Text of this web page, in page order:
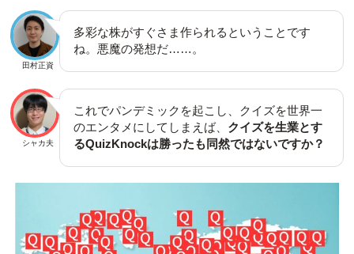
田村正資
多彩な株がすぐさま作られるということです
ね。悪魔の発想だ……。
シャカ夫
これでパンデミックを起こし、クイズを世界一
のエンタメにしてしまえば、 クイズを生業とす
るQuizKnockは勝ったも同然ではないですか？